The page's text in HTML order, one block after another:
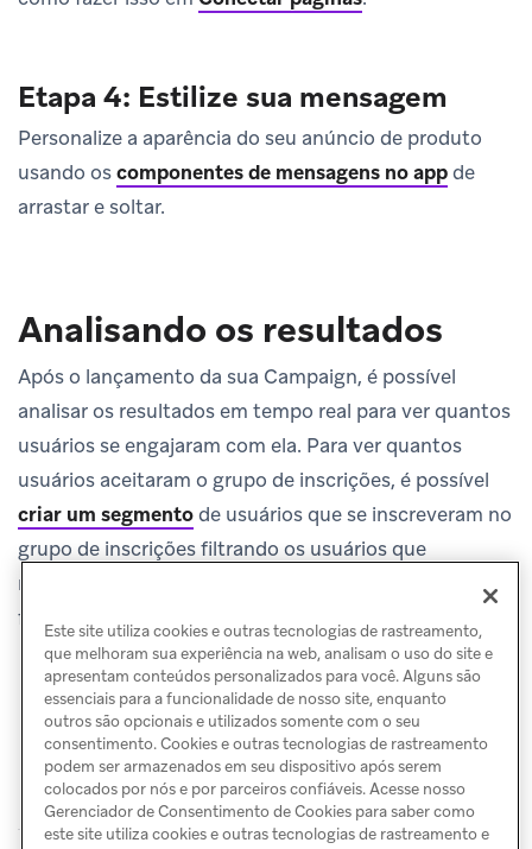
Etapa 4: Estilize sua mensagem
Personalize a aparência do seu anúncio de produto
usando oscomponentes de mensagens no appde
arrastar e soltar.
Analisando os resultados
Após o lançamento da sua Campaign, é possível
analisar os resultados em tempo real para ver quantos
usuários se engajaram com ela. Para ver quantos
usuários aceitaram o grupo de inscrições, é possível
criar um segmentode usuários que se inscreveram no
grupo de inscrições filtrando os usuários que
receberam a mensagem no app e enviaram o
formulário.
Este site utiliza cookies e outras tecnologias de rastreamento,
que melhoram sua experiência na web, analisam o uso do site e
apresentam conteúdos personalizados para você. Alguns são
essenciais para a funcionalidade de nosso site, enquanto
outros são opcionais e utilizados somente com o seu
consentimento. Cookies e outras tecnologias de rastreamento
podem ser armazenados em seu dispositivo após serem
colocados por nós e por parceiros confiáveis. Acesse nosso
Gerenciador de Consentimento de Cookies para saber como
este site utiliza cookies e outras tecnologias de rastreamento e